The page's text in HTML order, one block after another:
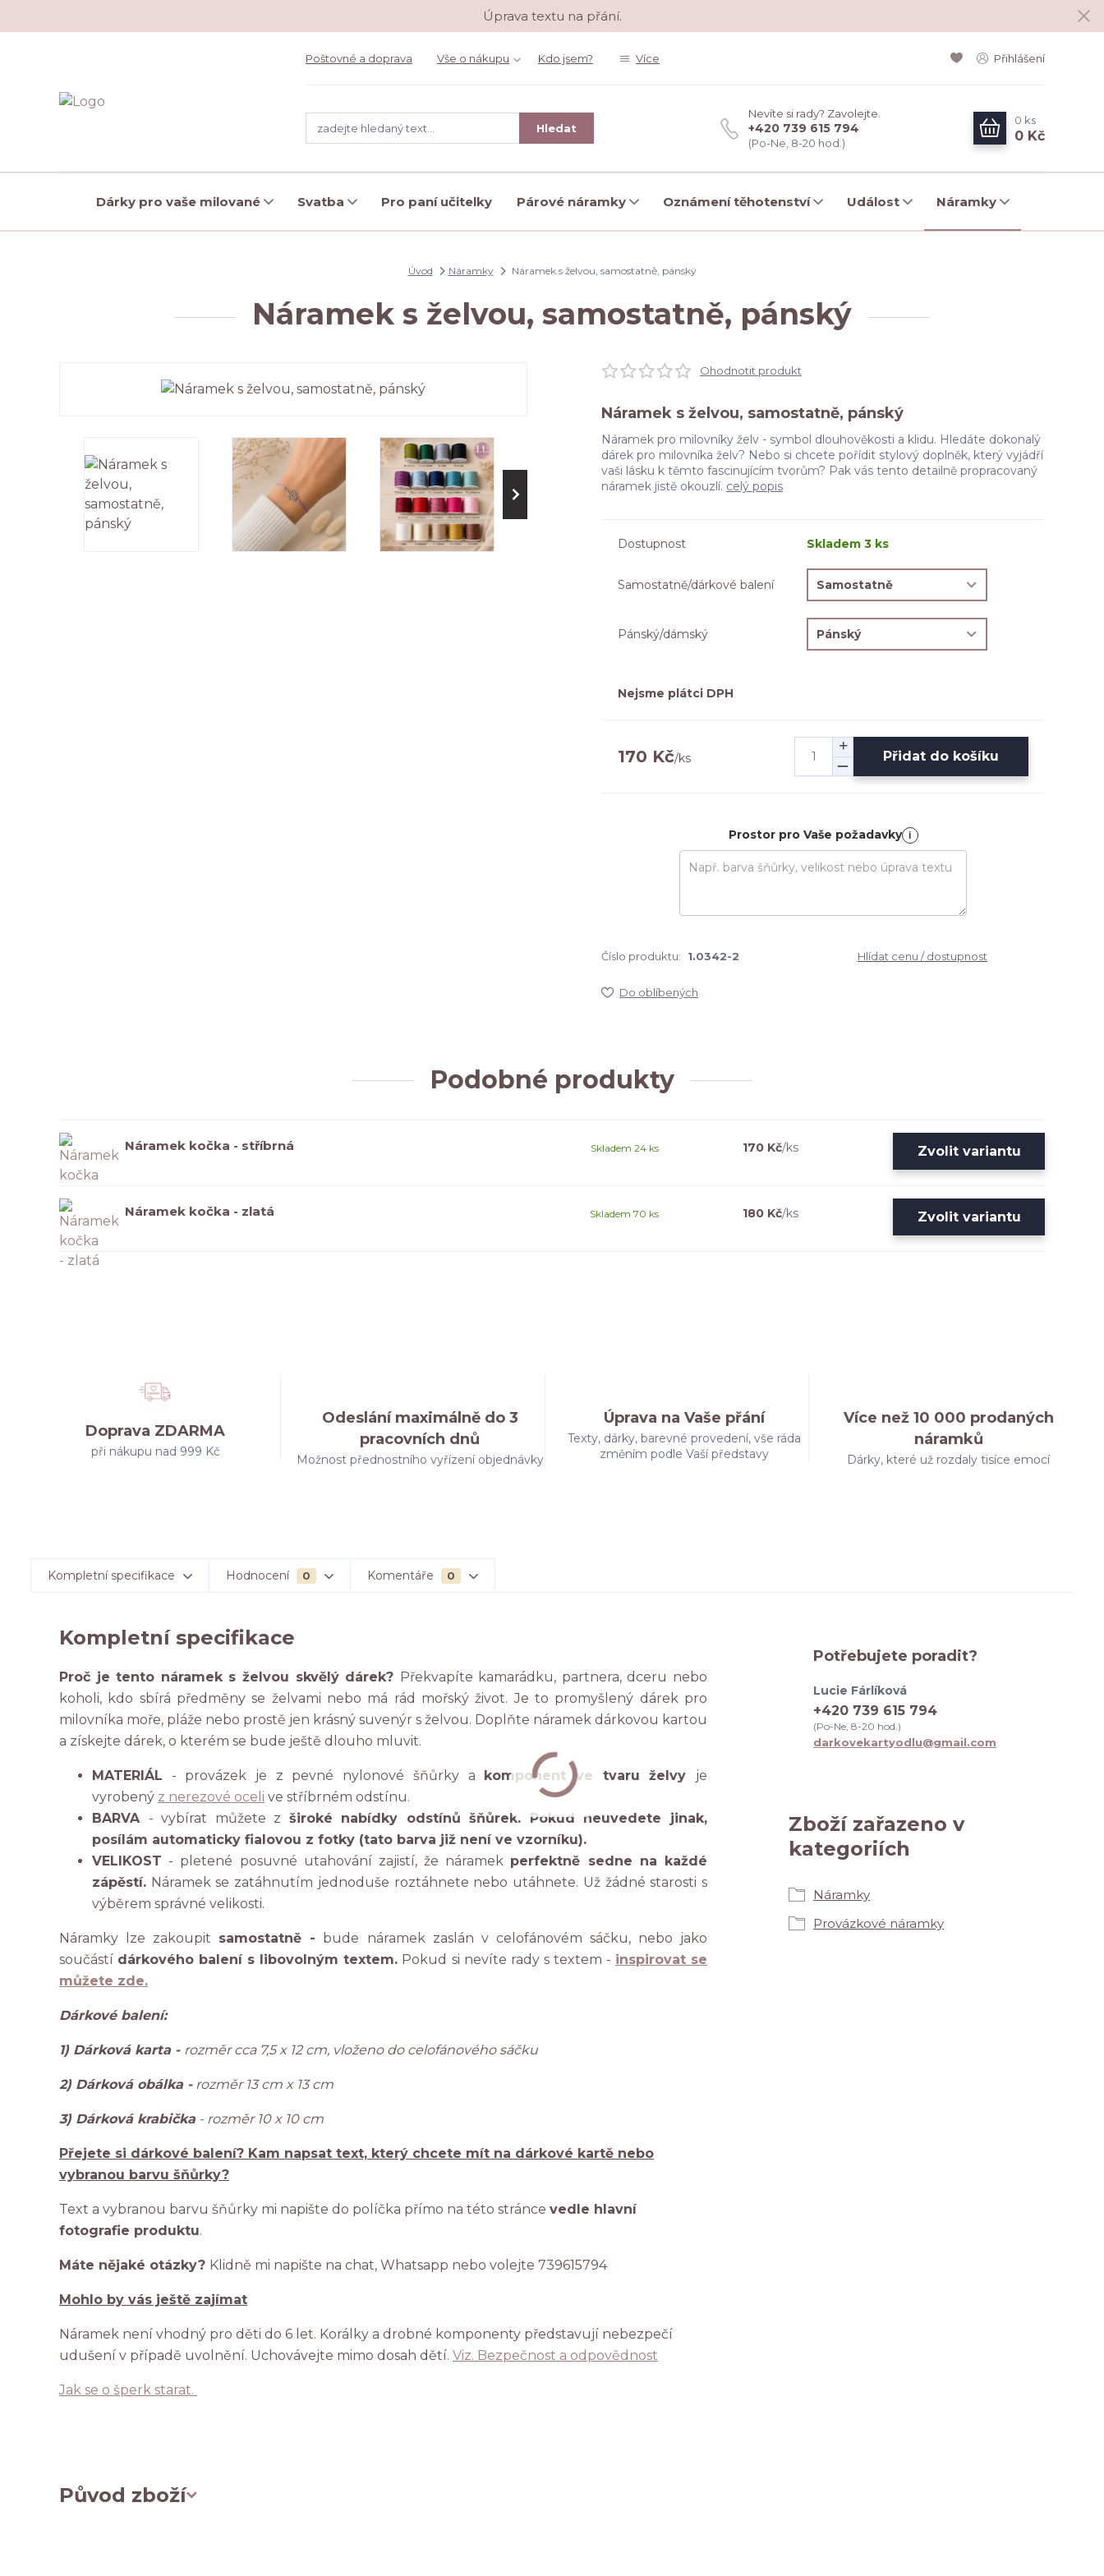
Úprava textu na přání.
Poštovné a doprava Vše o nákupu Kdo jsem? Více Přihlášení
Hledat
Nevíte si rady? Zavolejte.
+420 739 615 794
(Po-Ne, 8-20 hod.)
0 ks
0 Kč
Dárky pro vaše milované Svatba Pro paní učitelky Párové náramky Oznámení těhotenství Událost Náramky
Úvod Náramky Náramek s želvou, samostatně, pánský
Náramek s želvou, samostatně, pánský
Ohodnotit produkt
Náramek s želvou, samostatně, pánský
Náramek pro milovníky želv - symbol dlouhověkosti a klidu. Hledáte dokonalý
dárek pro milovníka želv? Nebo si chcete pořídit stylový doplněk, který vyjádří
vaši lásku k těmto fascinujícím tvorům? Pak vás tento detailně propracovaný
náramek jistě okouzlí. celý popis
Dostupnost Skladem 3 ks
Samostatně/dárkové balení
Pánský/dámský
Nejsme plátci DPH
170 Kč/ks Přidat do košíku
Prostor pro Vaše požadavky i
Číslo produktu: 1.0342-2 Hlídat cenu / dostupnost
Do oblíbených
Podobné produkty
Náramek kočka - stříbrná 170 Kč/ks
Skladem 24 ks Zvolit variantu
Náramek kočka - zlatá 180 Kč/ks
Skladem 70 ks Zvolit variantu
Doprava ZDARMA
při nákupu nad 999 Kč
Odeslání maximálně do 3
pracovních dnů
Možnost přednostního vyřízení objednávky
Úprava na Vaše přání
Texty, dárky, barevné provedení, vše ráda
změním podle Vaší představy
Více než 10 000 prodaných
náramků
Dárky, které už rozdaly tisíce emocí
Kompletní specifikace Hodnocení 0 Komentáře 0
Kompletní specifikace
Proč je tento náramek s želvou skvělý dárek? Překvapíte kamarádku, partnera, dceru nebo
koholi, kdo sbírá předměny se želvami nebo má rád mořský život. Je to promyšlený dárek pro
milovníka moře, pláže nebo prostě jen krásný suvenýr s želvou. Doplňte náramek dárkovou kartou
a získejte dárek, o kterém se bude ještě dlouho mluvit.
MATERIÁL - provázek je z pevné nylonové šňůrky a komponent ve tvaru želvy je
vyrobený z nerezové oceli ve stříbrném odstínu.
BARVA - vybírat můžete z široké nabídky odstínů šňůrek. Pokud neuvedete jinak,
posílám automaticky fialovou z fotky (tato barva již není ve vzorníku).
VELIKOST - pletené posuvné utahování zajistí, že náramek perfektně sedne na každé
zápěstí. Náramek se zatáhnutím jednoduše roztáhnete nebo utáhnete. Už žádné starosti s
výběrem správné velikosti.
Náramky lze zakoupit samostatně - bude náramek zaslán v celofánovém sáčku, nebo jako
součástí dárkového balení s libovolným textem. Pokud si nevíte rady s textem - inspirovat se
můžete zde.
Dárkové balení:
1) Dárková karta - rozměr cca 7,5 x 12 cm, vloženo do celofánového sáčku
2) Dárková obálka -rozměr 13 cm x 13 cm
3) Dárková krabička - rozměr 10 x 10 cm
Přejete si dárkové balení? Kam napsat text, který chcete mít na dárkové kartě nebo
vybranou barvu šňůrky?
Text a vybranou barvu šňůrky mi napište do políčka přímo na této stránce vedle hlavní
fotografie produktu.
Máte nějaké otázky? Klidně mi napište na chat, Whatsapp nebo volejte 739615794
Mohlo by vás ještě zajímat
Náramek není vhodný pro děti do 6 let. Korálky a drobné komponenty představují nebezpečí
udušení v případě uvolnění. Uchovávejte mimo dosah dětí. Viz. Bezpečnost a odpovědnost
Jak se o šperk starat.
Původ zboží
Zboží zařazeno v
kategoriích
Náramky
Provázkové náramky
Potřebujete poradit?
Lucie Fárlíková
+420 739 615 794
(Po-Ne, 8-20 hod.)
darkovekartyodlu@gmail.com